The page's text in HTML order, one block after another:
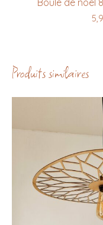
Boule de noël
Produits similaires